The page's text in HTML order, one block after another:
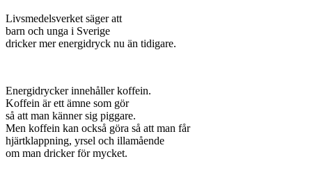
Livsmedelsverket säger att
barn och unga i Sverige
dricker mer energidryck nu än tidigare.
Energidrycker innehåller koffein.
Koffein är ett ämne som gör
så att man känner sig piggare.
Men koffein kan också göra så att man får
hjärtklappning, yrsel och illamående
om man dricker för mycket.